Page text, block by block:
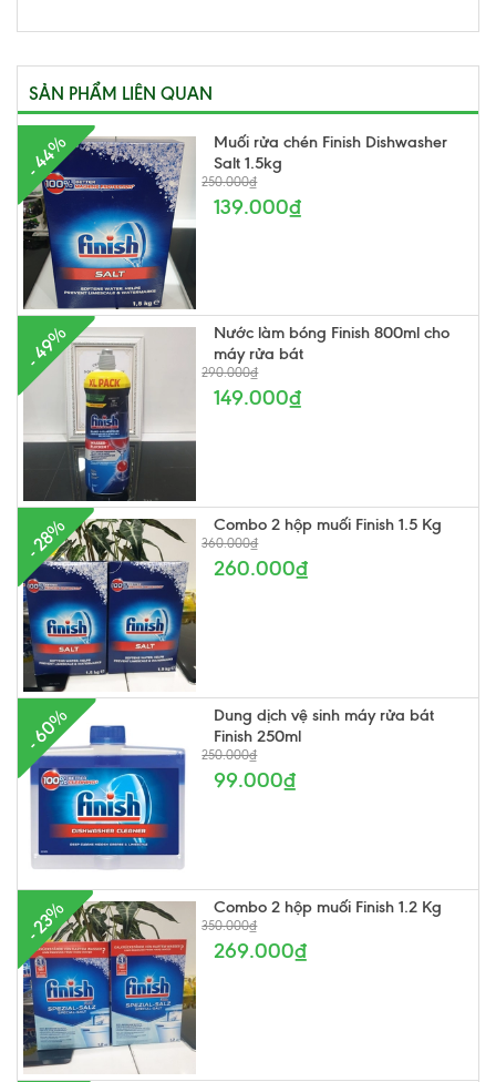
SẢN PHẨM LIÊN QUAN
- 44%
Muối rửa chén Finish Dishwasher
Salt 1.5kg
250.000₫
139.000₫
- 49%
Nước làm bóng Finish 800ml cho
máy rửa bát
290.000₫
149.000₫
- 28% Combo 2 hộp muối Finish 1.5 Kg
360.000₫
260.000₫
- 60%
Dung dịch vệ sinh máy rửa bát
Finish 250ml
250.000₫
99.000₫
- 23% Combo 2 hộp muối Finish 1.2 Kg
350.000₫
269.000₫